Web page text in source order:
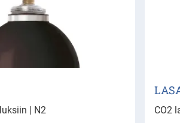
| N2 CO2